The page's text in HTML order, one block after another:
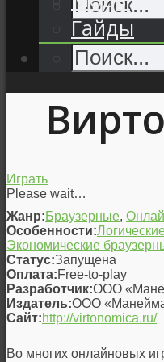
Гайды
Играть
Please wait…
Жанр:Браузерные,
Особенности:
Экономические
Статус:Запущена
Оплата:Free-to-play
Разработчик:ООО
Издатель:ООО
Сайт:http://virtonomica.ru/
Во многих онлайновых